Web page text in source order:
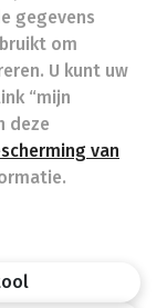
Apothekers,
Brussel
plichtenleer
gegevens
om
U kunt uw
“mijn
deze
van